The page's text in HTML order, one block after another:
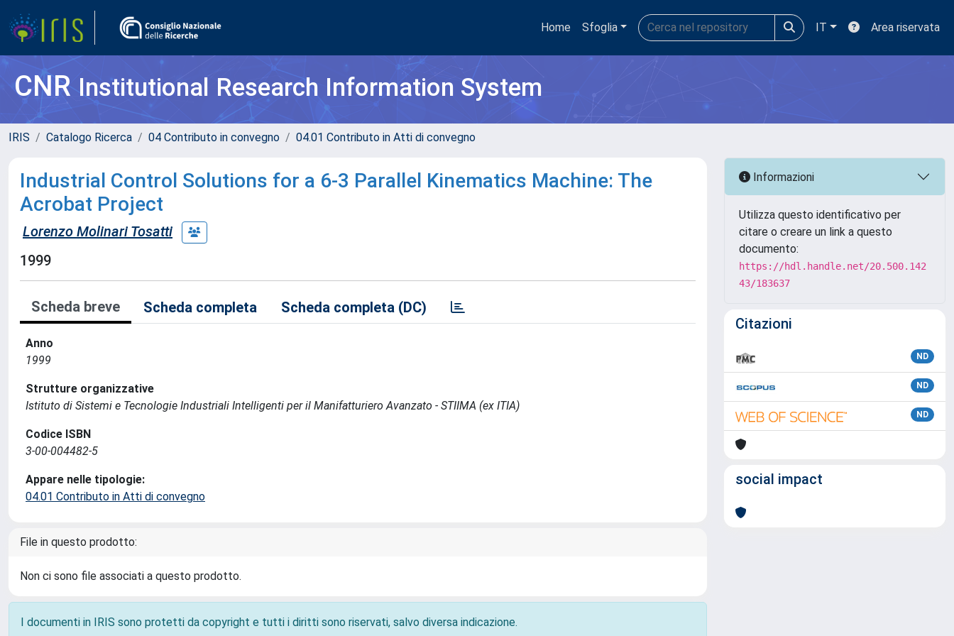
Home Sfoglia IT Area riservata
CNRInstitutional Research Information System
IRIS Catalogo Ricerca 04 Contributo in convegno 04.01 Contributo in Atti di convegno
Industrial Control Solutions for a 6-3 Parallel Kinematics Machine: The
Acrobat Project
Lorenzo Molinari Tosatti
1999
Scheda breve Scheda completa Scheda completa (DC)
Anno
1999
Strutture organizzative
Istituto di Sistemi e Tecnologie Industriali Intelligenti per il Manifatturiero Avanzato - STIIMA (ex ITIA)
Codice ISBN
3-00-004482-5
Appare nelle tipologie:
04.01 Contributo in Atti di convegno
File in questo prodotto:
Non ci sono file associati a questo prodotto.
I documenti in IRIS sono protetti da copyright e tutti i diritti sono riservati, salvo diversa indicazione.
Informazioni
Utilizza questo identificativo per
citare o creare un link a questo
documento:
https://hdl.handle.net/20.500.142
43/183637
Citazioni
ND
ND
ND
social impact